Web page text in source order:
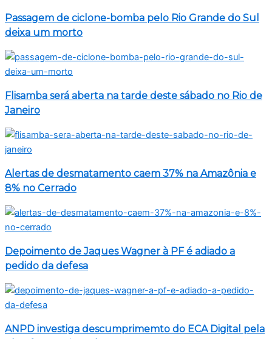
Passagem de ciclone-bomba pelo Rio Grande do Sul
deixa um morto
Flisamba será aberta na tarde deste sábado no Rio de
Janeiro
Alertas de desmatamento caem 37% na Amazônia e
8% no Cerrado
Depoimento de Jaques Wagner à PF é adiado a
pedido da defesa
ANPD investiga descumprimemto do ECA Digital pela